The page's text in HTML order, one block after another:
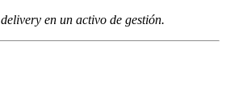
en un activo de gestión.